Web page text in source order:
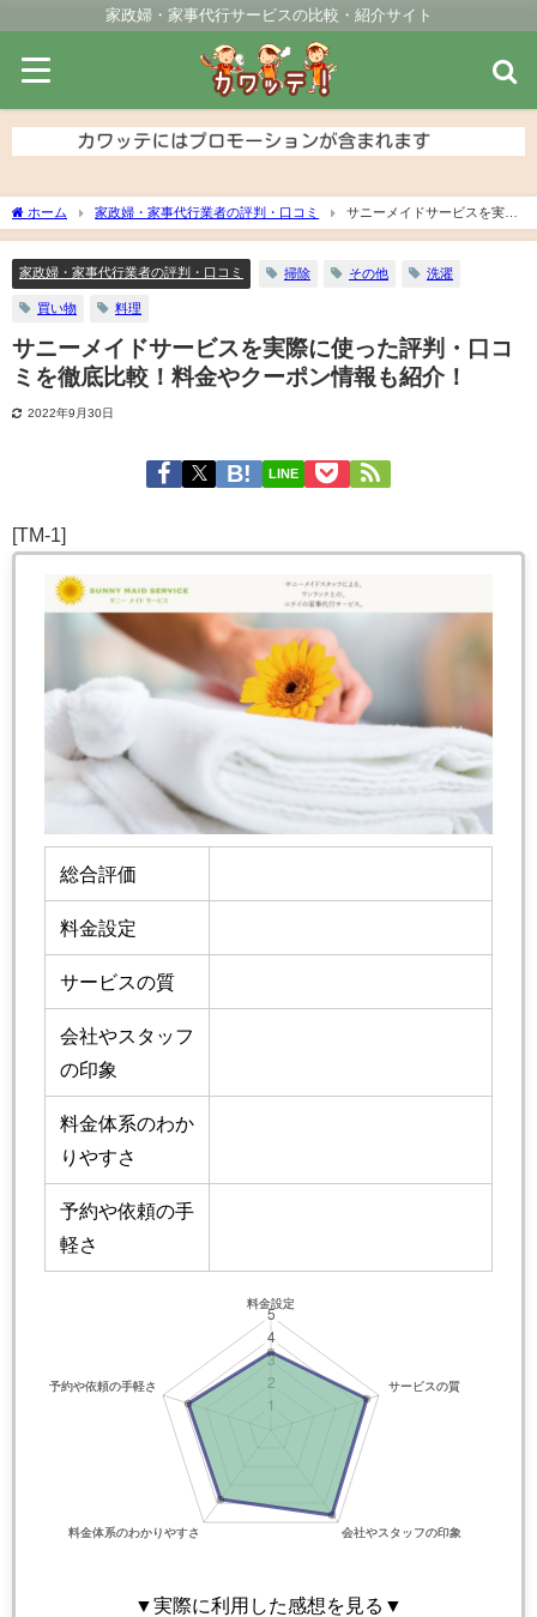
家政婦・家事代行サービスの比較・紹介サイト
ホーム 家政婦・家事代行業者の評判・口コミ
サニーメイドサービスを実際
に使った評判・口コミを徹底比較！料金やクーポン情報も紹介！
家政婦・家事代行業者の評判・口コミ 掃除 その他 洗濯
買い物 料理
サニーメイドサービスを実際に使った評判・口コ
ミを徹底比較！料金やクーポン情報も紹介！
2022年9月30日
LINE
[TM-1]
総合評価
料金設定
サービスの質
会社やスタッフ
の印象
料金体系のわか
りやすさ
予約や依頼の手
軽さ
▼実際に利用した感想を見る▼